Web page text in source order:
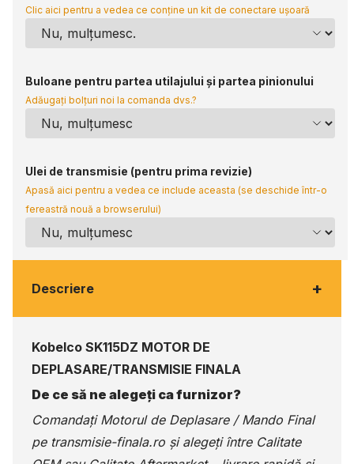
Clic aici pentru a vedea ce conține un kit de conectare ușoară
Buloane pentru partea utilajului și partea pinionului
Adăugați bolțuri noi la comanda dvs.?
Ulei de transmisie (pentru prima revizie)
Apasă aici pentru a vedea ce include aceasta (se deschide într-o
fereastră nouă a browserului)
Descriere +
Kobelco SK115DZ MOTOR DE
DEPLASARE/TRANSMISIE FINALA
De ce să ne alegeți ca furnizor?
Comandați Motorul de Deplasare / Mando Final
pe transmisie-finala.ro și alegeți între Calitate